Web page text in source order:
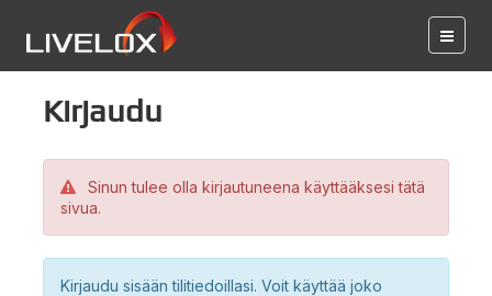
Kirjaudu
Sinun tulee olla kirjautuneena käyttääksesi tätä
sivua.
Kirjaudu sisään tilitiedoillasi. Voit käyttää joko